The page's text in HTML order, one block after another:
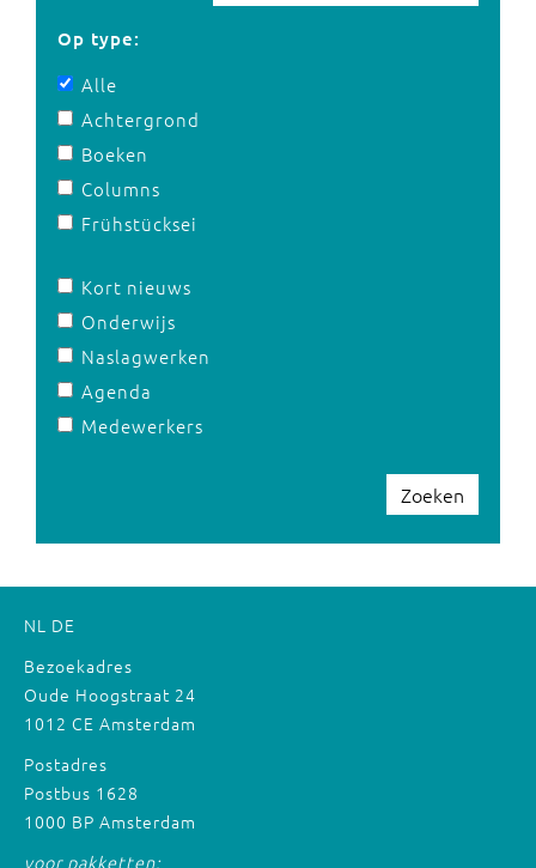
Op type:
Alle
Achtergrond
Boeken
Columns
Frühstücksei
Kort nieuws
Onderwijs
Naslagwerken
Agenda
Medewerkers
Zoeken
NL DE
Bezoekadres
Oude Hoogstraat 24
1012 CE Amsterdam
Postadres
Postbus 1628
1000 BP Amsterdam
voor pakketten: